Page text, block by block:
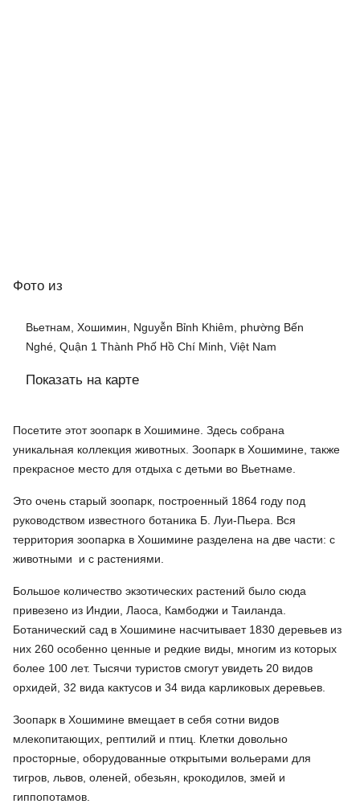
Фото из
Вьетнам, Хошимин, Nguyễn Bỉnh Khiêm, phường Bến
Nghé, Quận 1 Thành Phố Hồ Chí Minh, Việt Nam
Показать на карте
Посетите этот зоопарк в Хошимине. Здесь собрана
уникальная коллекция животных. Зоопарк в Хошимине, также
прекрасное место для отдыха с детьми во Вьетнаме.
Это очень старый зоопарк, построенный 1864 году под
руководством известного ботаника Б. Луи-Пьера. Вся
территория зоопарка в Хошимине разделена на две части: с
животными и с растениями.
Большое количество экзотических растений было сюда
привезено из Индии, Лаоса, Камбоджи и Таиланда.
Ботанический сад в Хошимине насчитывает 1830 деревьев из
них 260 особенно ценные и редкие виды, многим из которых
более 100 лет. Тысячи туристов смогут увидеть 20 видов
орхидей, 32 вида кактусов и 34 вида карликовых деревьев.
Зоопарк в Хошимине вмещает в себя сотни видов
млекопитающих, рептилий и птиц. Клетки довольно
просторные, оборудованные открытыми вольерами для
тигров, львов, оленей, обезьян, крокодилов, змей и
гиппопотамов.